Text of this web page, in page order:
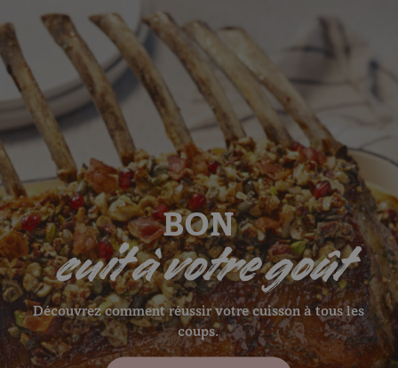
Le porc d'ici
BON
cuit à votre goût
Découvrez comment réussir votre cuisson à tous les
coups.